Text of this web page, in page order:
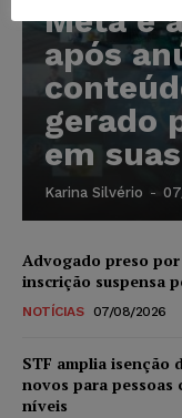
Meta é
após
gerado
em
Karina Silvério -
Advogado preso
inscrição suspensa
NOTÍCIAS 07/08/2026
STF amplia isenção
novos para pessoas
níveis